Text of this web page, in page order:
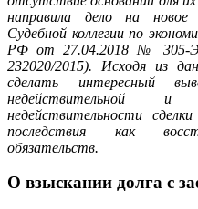
направила дело на новое
Судебной коллегии по
РФ от 27.04.2018 № 305-
232020/2015). Исходя из
сделать интересный
недействительной и
недействительности
последствия как
обязательств.
О взыскании долга с